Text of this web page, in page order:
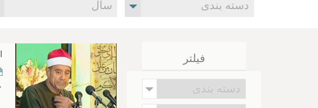
فیلتر